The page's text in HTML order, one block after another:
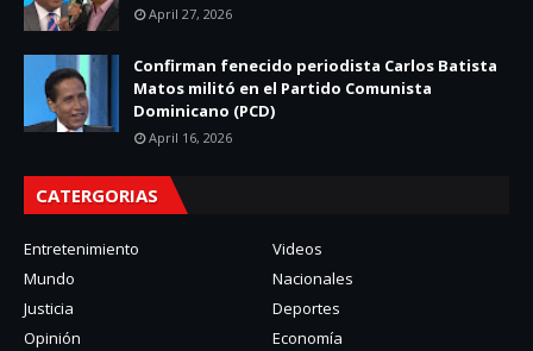
April 27, 2026
Confirman fenecido periodista Carlos Batista
Matos militó en el Partido Comunista
Dominicano (PCD)
April 16, 2026
CATERGORIAS
Entretenimiento
Videos
Mundo
Nacionales
Justicia
Deportes
Opinión
Economía